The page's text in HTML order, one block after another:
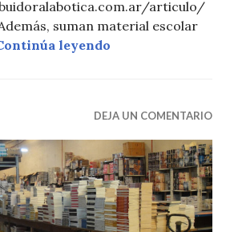
articulo/
suman material escolar
leyendo
DEJA UN COMENTARIO